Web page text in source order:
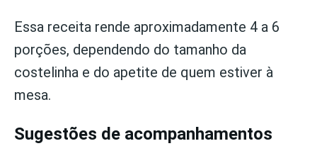
Essa receita rende aproximadamente 4 a 6
porções, dependendo do tamanho da
costelinha e do apetite de quem estiver à
mesa.
Sugestões de acompanhamentos